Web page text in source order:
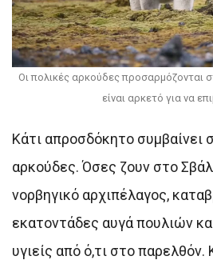
Οι πολικές αρκούδες προσαρμόζονται
είναι αρκετό για να
Κάτι απροσδόκητο συμβαίνει
αρκούδες. Όσες ζουν στο
νορβηγικό αρχιπέλαγος,
εκατοντάδες αυγά πουλιών
υγιείς από ό,τι στο